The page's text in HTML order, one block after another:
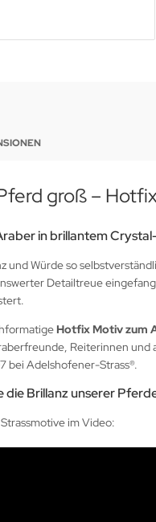
groß –
in brillantem
und Würde so
Detailtreue
Hotfix Motiv zum
Reiterinnen
bei Adelshofener-Strass®.
die Brillanz unserer
im Video: